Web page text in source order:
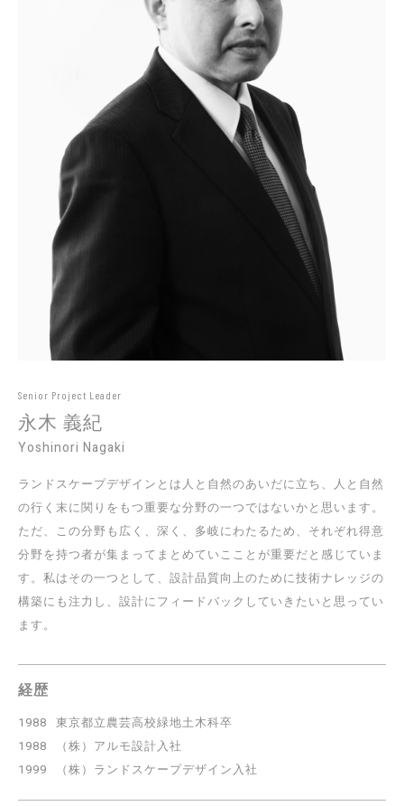
Senior Project Leader
永木 義紀
Yoshinori Nagaki
ランドスケープデザインとは人と自然のあいだに立ち、人と自然
の行く末に関りをもつ重要な分野の一つではないかと思います。
ただ、この分野も広く、深く、多岐にわたるため、それぞれ得意
分野を持つ者が集まってまとめていこことが重要だと感じていま
す。私はその一つとして、設計品質向上のために技術ナレッジの
構築にも注力し、設計にフィードバックしていきたいと思ってい
ます。
経歴
1988 東京都立農芸高校緑地土木科卒
1988
（株）アルモ設計入社
1999
（株）ランドスケープデザイン入社